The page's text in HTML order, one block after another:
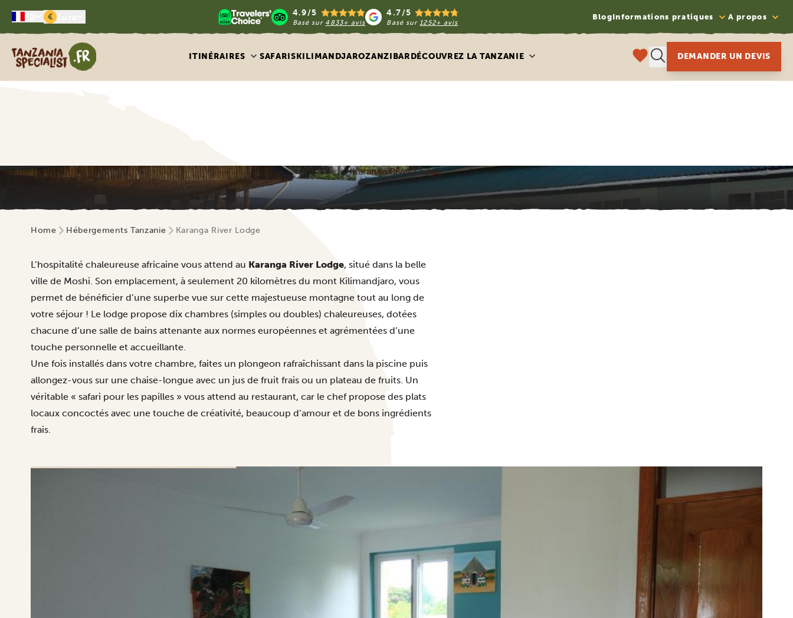
€ 4.9/5
Basé sur 4833+ avis
4.7/5
Basé sur1252+ avis
BlogInformations pratiques A propos
Tanzania Specialist
ITINÉRAIRES SAFARISKILIMANDJAROZANZIBARDÉCOUVREZ LA TANZANIE DEMANDER UN DEVIS
Karanga River Lodge
Home Hébergements Tanzanie Karanga River Lodge
L’hospitalité chaleureuse africaine vous attend au Karanga River Lodge, situé dans la belle
ville de Moshi. Son emplacement, à seulement 20 kilomètres du mont Kilimandjaro, vous
permet de bénéficier d’une superbe vue sur cette majestueuse montagne tout au long de
votre séjour ! Le lodge propose dix chambres (simples ou doubles) chaleureuses, dotées
chacune d’une salle de bains attenante aux normes européennes et agrémentées d’une
touche personnelle et accueillante.
Une fois installés dans votre chambre, faites un plongeon rafraîchissant dans la piscine puis
allongez-vous sur une chaise-longue avec un jus de fruit frais ou un plateau de fruits. Un
véritable « safari pour les papilles » vous attend au restaurant, car le chef propose des plats
locaux concoctés avec une touche de créativité, beaucoup d’amour et de bons ingrédients
frais.